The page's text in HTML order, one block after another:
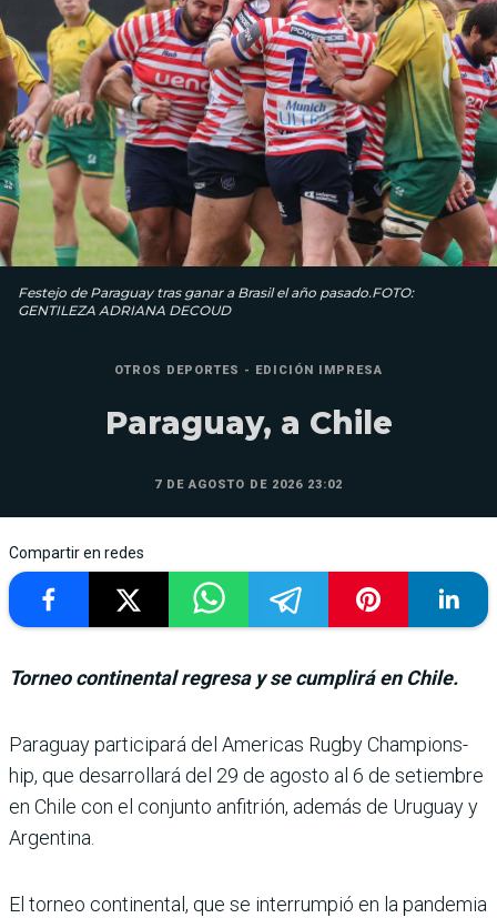
Festejo de Paraguay tras ganar a Brasil el año pasado.FOTO:
GENTILEZA ADRIANA DECOUD
OTROS DEPORTES - EDICIÓN IMPRESA
Paraguay, a Chile
7 DE AGOSTO DE 2026 23:02
Compartir en redes
Torneo continental regresa y se cumplirá en Chile.
Paraguay participará del Americas Rugby Champions­
hip, que desarrollará del 29 de agosto al 6 de setiembre
en Chile con el conjunto anfi­trión, además de Uruguay y
Argentina.
El torneo continental, que se interrumpió en la pan­demia